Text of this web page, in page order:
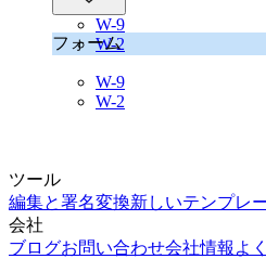
W-9
W-2
フォーム
W-9
W-2
ツール
編集と署名変換新しいテンプレ
会社
ブログお問い合わせ会社情報 よ